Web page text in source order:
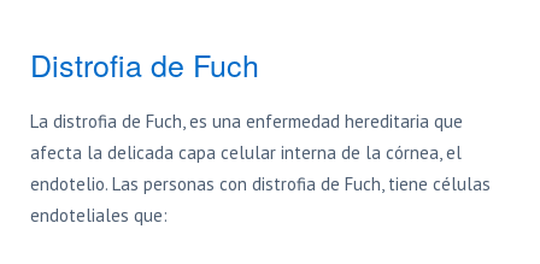
Distrofia de Fuch
La distrofia de Fuch, es una enfermedad hereditaria que
afecta la delicada capa celular interna de la córnea, el
endotelio. Las personas con distrofia de Fuch, tiene células
endoteliales que: